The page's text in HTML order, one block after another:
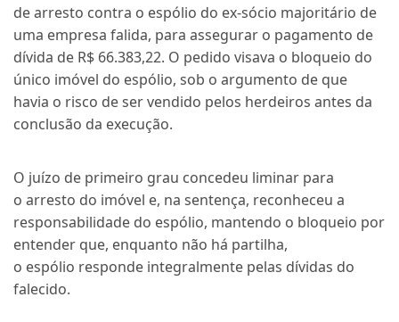
dearresto contra o espólio do ex-sócio majoritário de
uma empresa falida, para assegurar o pagamento de
dívida de R$ 66.383,22. O pedido visava o bloqueio do
único imóvel do espólio, sob o argumento de que
havia o risco de ser vendido pelos herdeiros antes da
conclusão da execução.
O juízo de primeiro grau concedeu liminar para
o arresto do imóvel e, na sentença, reconheceu a
responsabilidade do espólio, mantendo o bloqueio por
entender que, enquanto não há partilha,
o espólio responde integralmente pelas dívidas do
falecido.